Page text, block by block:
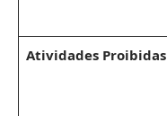
Atividades Proibidas